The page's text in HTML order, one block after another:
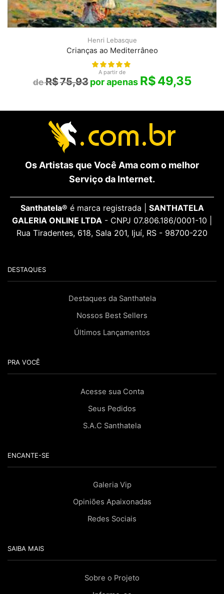
Henri Lebasque
Crianças ao Mediterrâneo
A partir de
R$75,93 R$49,35
Os Artistas que Você Ama com o melhor
Serviço da Internet.
Santhatela® é marca registrada | SANTHATELA
GALERIA ONLINE LTDA - CNPJ 07.806.186/0001-10 |
Rua Tiradentes, 618, Sala 201, Ijuí, RS - 98700-220
DESTAQUES
Destaques da Santhatela
Nossos Best Sellers
Últimos Lançamentos
PRA VOCÊ
Acesse sua Conta
Seus Pedidos
S.A.C Santhatela
ENCANTE-SE
Galeria Vip
Opiniões Apaixonadas
Redes Sociais
SAIBA MAIS
Sobre o Projeto